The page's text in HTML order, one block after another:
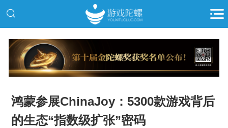
推广
鸿蒙参展ChinaJoy：5300款游戏背后
的生态“指数级扩张”密码